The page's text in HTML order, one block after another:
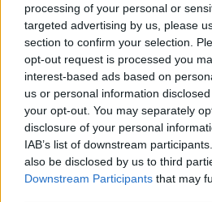
processing of your personal or
targeted advertising by us, please
section to confirm your selection.
opt-out request is processed you
interest-based ads based on
us or personal information
your opt-out. You may separately
disclosure of your personal
IAB’s list of downstream
also be disclosed by us to third
Downstream Participants that may
SOCIAL
Seceta pune presiune pe